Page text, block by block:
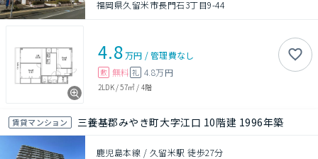
福岡県久留米市長門石3丁目9-44
4.8万円 /管理費なし
敷 無料 礼 4.8万円
2LDK/57㎡ / 4階
賃貸マンション 三養基郡みやき町大字江口 10階建 1996年築
鹿児島本線 / 久留米駅 徒歩27分